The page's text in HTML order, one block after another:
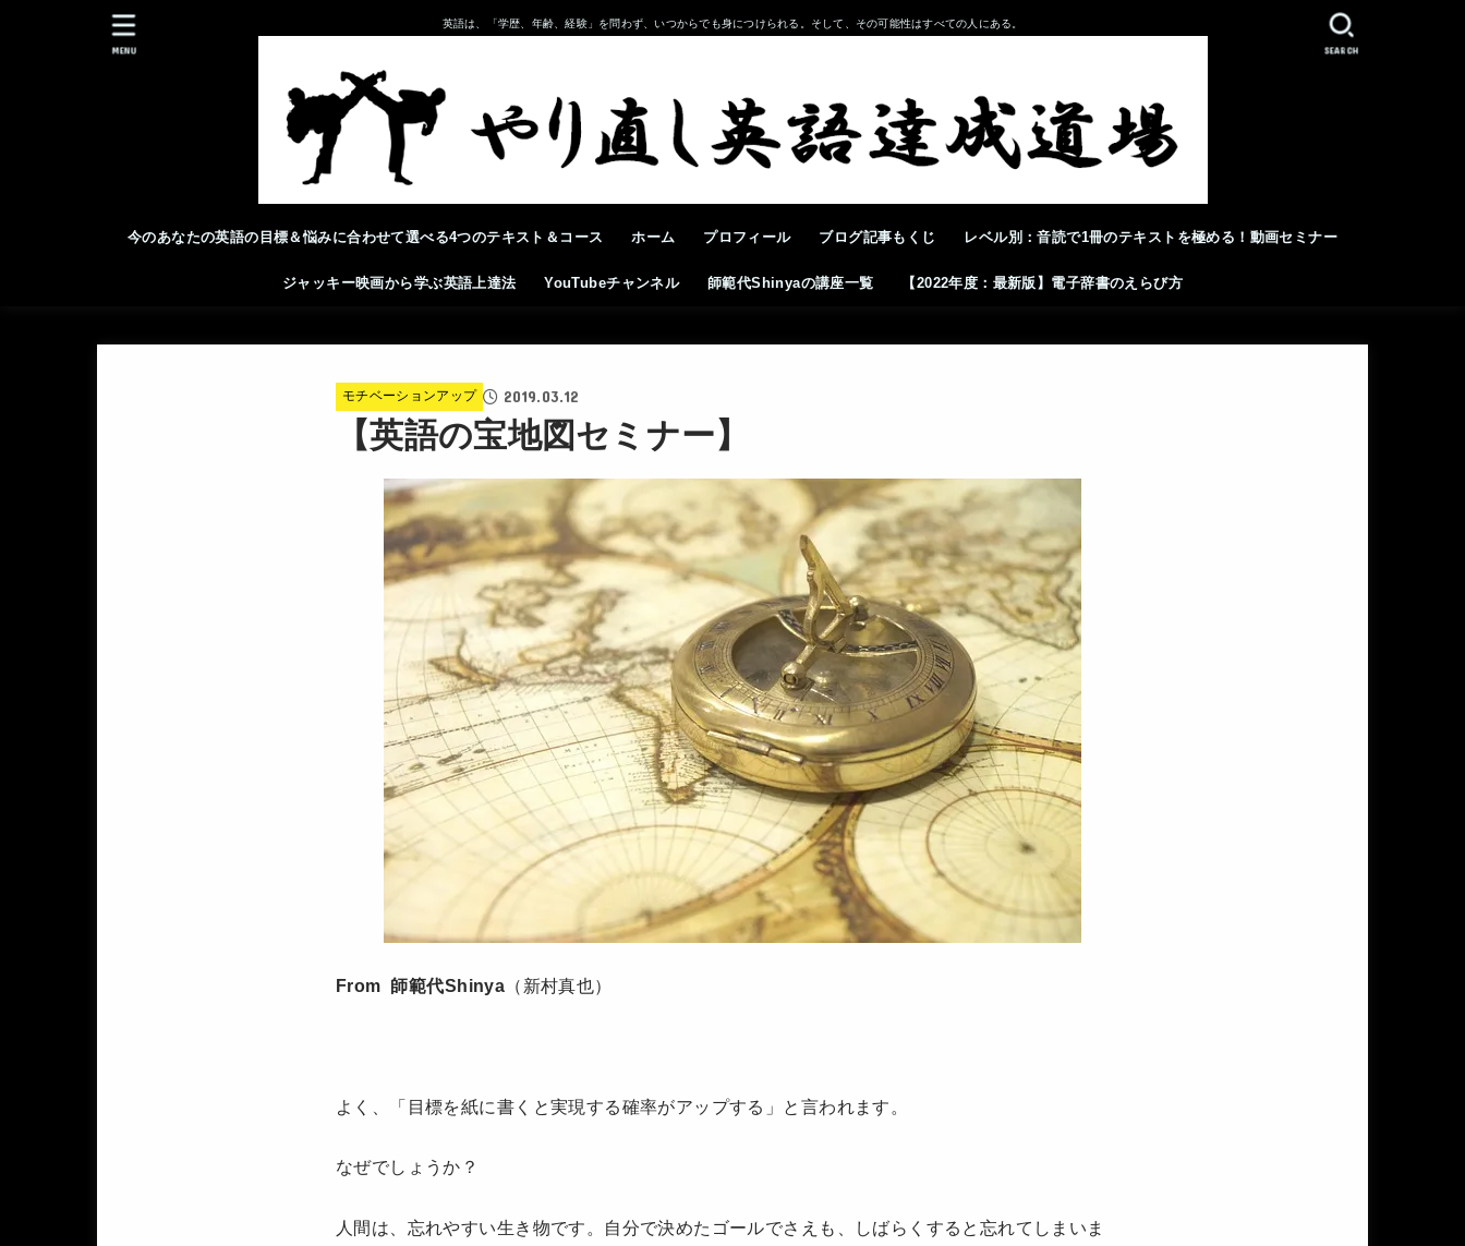
英語は、「学歴、年齢、経験」を問わず、いつからでも身につけられる。そして、その可能性はすべての人にある。
今のあなたの英語の目標＆悩みに合わせて選べる4つのテキスト＆コース ホーム プロフィール ブログ記事もくじ レベル別：音読で1冊のテキストを極める！動画セミナー
ジャッキー映画から学ぶ英語上達法 YouTubeチャンネル 師範代Shinyaの講座一覧 【2022年度：最新版】電子辞書のえらび方
SEARCH
MENU
モチベーションアップ 2019.03.12
【英語の宝地図セミナー】
From 師範代Shinya （新村真也）
よく、「目標を紙に書くと実現する確率がアップする」と言われます。
なぜでしょうか？
人間は、忘れやすい生き物です。自分で決めたゴールでさえも、しばらくすると忘れてしまいま